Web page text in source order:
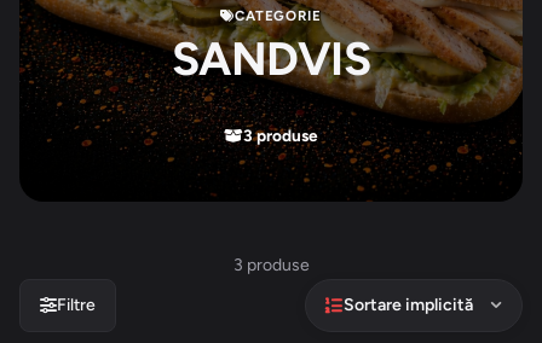
CATEGORIE
SANDVIS
3 produse
3 produse
Filtre
Sortare implicită